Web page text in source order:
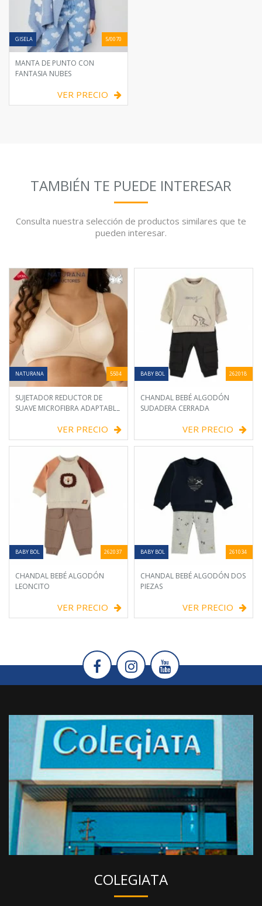
GISELA 5/0070
MANTA DE PUNTO CON
FANTASIA NUBES
VER PRECIO
TAMBIÉN TE PUEDE INTERESAR
Consulta nuestra selección de productos similares que te
pueden interesar.
NATURANA 5504
SUJETADOR REDUCTOR DE
SUAVE MICROFIBRA ADAPTABLE
VER PRECIO
BABY BOL 262018
CHANDAL BEBÉ ALGODÓN
SUDADERA CERRADA
VER PRECIO
BABY BOL 262037
CHANDAL BEBÉ ALGODÓN
LEONCITO
VER PRECIO
BABY BOL 261034
CHANDAL BEBÉ ALGODÓN DOS
PIEZAS
VER PRECIO
COLEGIATA